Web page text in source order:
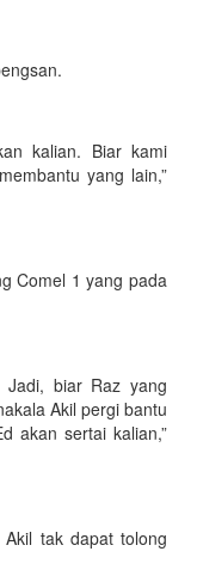
kalian. Biar kami
yang lain,”
Comel 1 yang pada
Jadi, biar Raz yang
Akil pergi bantu
akan sertai kalian,”
tak dapat tolong